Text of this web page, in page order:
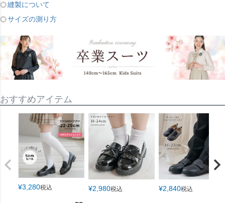
縫製について
サイズの測り方
おすすめアイテム
¥3,280税込 ¥2,980税込 ¥2,840税込